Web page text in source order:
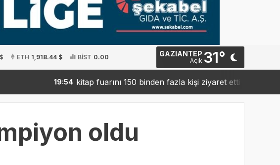
ETH 1,918.44 $ BİST 0.00 GAZIANTEP
Açık 31°
kitap fuarını 150 binden fazla kişi ziyaret etti 19:42
oldu